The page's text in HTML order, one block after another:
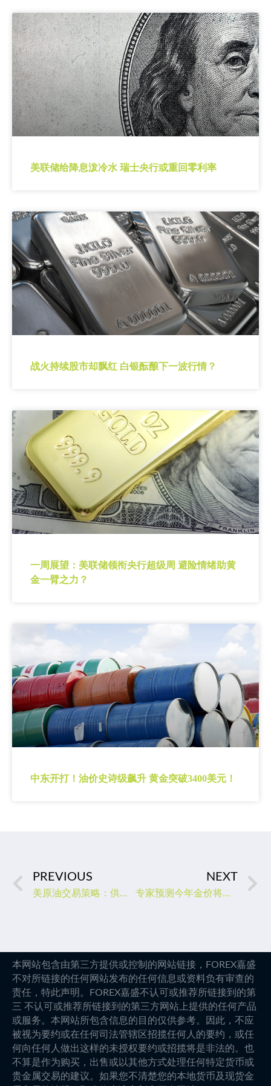
美联储给降息泼冷水 瑞士央行或重回零利率
战火持续股市却飘红 白银酝酿下一波行情？
一周展望：美联储领衔央行超级周 避险情绪助黄
金一臂之力？
中东开打！油价史诗级飙升 黄金突破3400美元！
PREVIOUS
美原油交易策略：供需两端利好，多头展开反攻
NEXT
专家预测今年金价将涨至2000美元，几年后至5000美元！
本网站包含由第三方提供或控制的网站链接，FOREX嘉盛
不对所链接的任何网站发布的任何信息或资料负有审查的
责任，特此声明。FOREX嘉盛不认可或推荐所链接到的第
三 不认可或推荐所链接到的第三方网站上提供的任何产品
或服务。本网站所包含信息的目的仅供参考。因此，不应
被视为要约或在任何司法管辖区招揽任何人的要约，或任
何向任何人做出这样的未授权要约或招揽将是非法的。也
不算是作为购买，出售或以其他方式处理任何特定货币或
贵金属交易的建议。如果您不清楚您的本地货币及现货金